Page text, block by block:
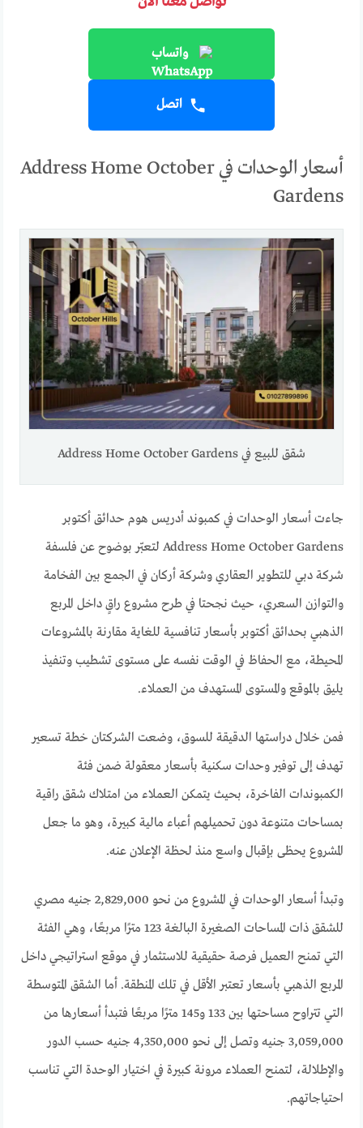
واتساب
اتصل
أسعار الوحدات في Address Home October
Gardens
شقق للبيع في Address Home October Gardens
جاءت أسعار الوحدات في كمبوند أدريس هوم حدائق أكتوبر
Address Home October Gardens لتعبّر بوضوح عن فلسفة
شركة دبي للتطوير العقاري وشركة أركان في الجمع بين الفخامة
والتوازن السعري، حيث نجحتا في طرح مشروع راقٍ داخل المربع
الذهبي بحدائق أكتوبر بأسعار تنافسية للغاية مقارنة بالمشروعات
المحيطة، مع الحفاظ في الوقت نفسه على مستوى تشطيب وتنفيذ
يليق بالموقع والمستوى المستهدف من العملاء.
فمن خلال دراستها الدقيقة للسوق، وضعت الشركتان خطة تسعير
تهدف إلى توفير وحدات سكنية بأسعار معقولة ضمن فئة
الكمبوندات الفاخرة، بحيث يتمكن العملاء من امتلاك شقق راقية
بمساحات متنوعة دون تحميلهم أعباء مالية كبيرة، وهو ما جعل
المشروع يحظى بإقبال واسع منذ لحظة الإعلان عنه.
وتبدأ أسعار الوحدات في المشروع من نحو 2,829,000 جنيه مصري
للشقق ذات المساحات الصغيرة البالغة 123 مترًا مربعًا، وهي الفئة
التي تمنح العميل فرصة حقيقية للاستثمار في موقع استراتيجي داخل
المربع الذهبي بأسعار تعتبر الأقل في تلك المنطقة. أما الشقق المتوسطة
التي تتراوح مساحتها بين 133 و145 مترًا مربعًا فتبدأ أسعارها من
3,059,000 جنيه وتصل إلى نحو 4,350,000 جنيه حسب الدور
والإطلالة، لتمنح العملاء مرونة كبيرة في اختيار الوحدة التي تناسب
احتياجاتهم.